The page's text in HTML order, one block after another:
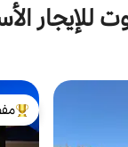
للإيجار
من